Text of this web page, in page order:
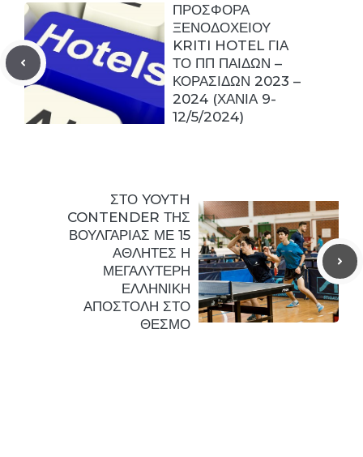
ΠΡΟΣΦΟΡΑ
ΞΕΝΟΔΟΧΕΙΟΥ
KRITI HOTEL ΓΙΑ
ΤΟ ΠΠ ΠΑΙΔΩΝ –
ΚΟΡΑΣΙΔΩΝ 2023 –
2024 (ΧΑΝΙΑ 9-
12/5/2024)
ΣΤΟ YOYTH
CONTENDER ΤΗΣ
ΒΟΥΛΓΑΡΙΑΣ ΜΕ 15
ΑΘΛΗΤΕΣ Η
ΜΕΓΑΛΥΤΕΡΗ
ΕΛΛΗΝΙΚΗ
ΑΠΟΣΤΟΛΗ ΣΤΟ
ΘΕΣΜΟ